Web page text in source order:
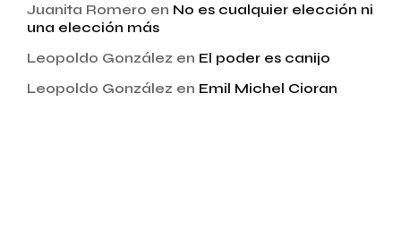
Juanita Romero en No es cualquier elección ni
una elección más
Leopoldo González en El poder es canijo
Leopoldo González en Emil Michel Cioran